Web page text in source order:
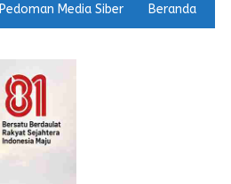
Pedoman Media Siber Beranda